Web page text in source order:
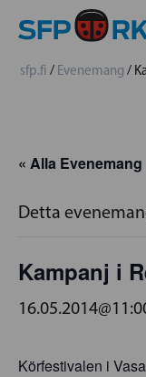
sfp.fi / Evenemang /
« Alla Evenemang
Detta
Kampanj i
Körfestivalen i